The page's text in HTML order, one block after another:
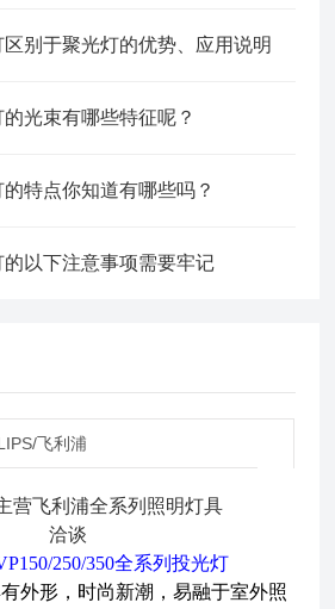
别于聚光灯的优势、应用说明
光束有哪些特征呢？
特点你知道有哪些吗？
以下注意事项需要牢记
飞利浦
营飞利浦全系列照明灯具
洽谈
250/350全系列投光灯
有外形，时尚新潮，易融于室外照